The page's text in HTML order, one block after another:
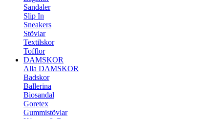
Sandaler
Slip In
Sneakers
Stövlar
Textilskor
Tofflor
DAMSKOR
Alla DAMSKOR
Badskor
Ballerina
Biosandal
Goretex
Gummistövlar